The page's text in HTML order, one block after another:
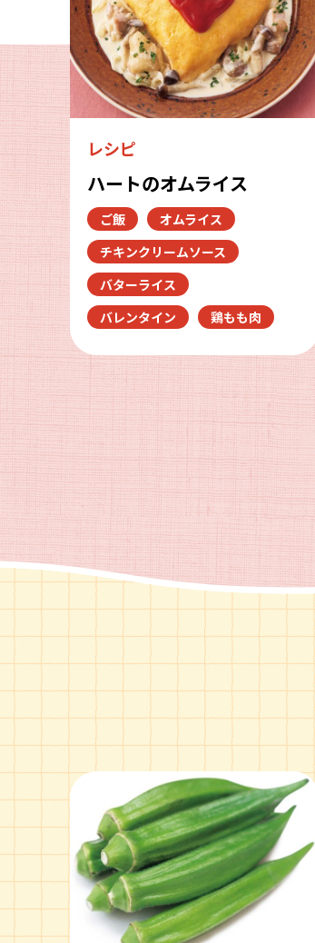
レシピ
ハートのオムライス
ご飯
オムライス
チキンクリームソース
バターライス
バレンタイン
鶏もも肉